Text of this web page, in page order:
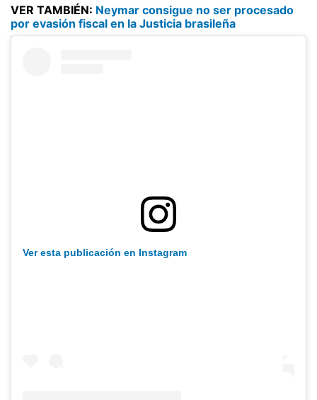
VER TAMBIÉN: Neymar consigue no ser procesado
por evasión fiscal en la Justicia brasileña
Ver esta publicación en Instagram